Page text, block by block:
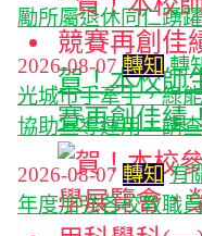
賀！本校師
賽再創佳績
勵所屬退休同仁踴
2026-08-07轉知 轉
光城市手牽手，綠
協助宣導運用，請
2026-08-07 轉知 有
年度加強各校教職